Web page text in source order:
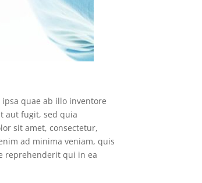
quae ab illo inventore
aut fugit, sed quia
sit amet, consectetur,
ad minima veniam, quis
reprehenderit qui in ea